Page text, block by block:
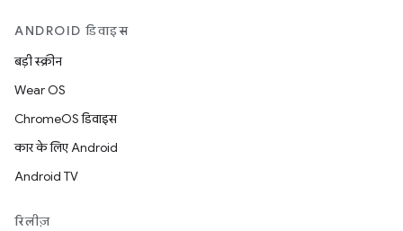
ANDROID डिवाइस
बड़ी स्क्रीन
Wear OS
ChromeOS डिवाइस
कार के लिए Android
Android TV
रिलीज़